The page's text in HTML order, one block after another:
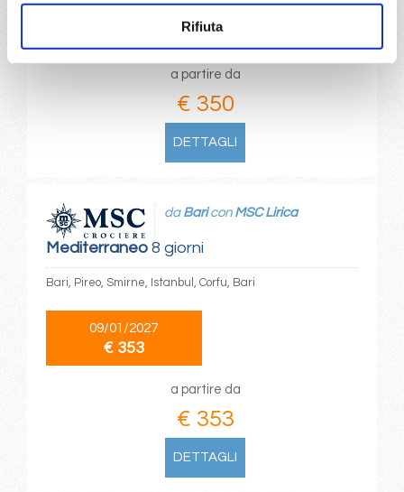
Rifiuta
a partire da
€ 350
DETTAGLI
Mediterraneo8 giorni
da Baricon MSC Lirica
Bari, Pireo, Smirne, Istanbul, Corfu, Bari
09/01/2027
€ 353
a partire da
€ 353
DETTAGLI